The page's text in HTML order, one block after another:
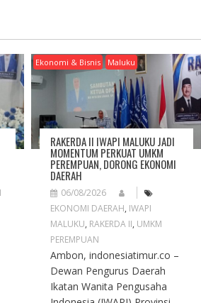
Ekonomi & Bisnis Maluku
RAKERDA II IWAPI MALUKU JADI
MOMENTUM PERKUAT UMKM
PEREMPUAN, DORONG EKONOMI
DAERAH
06/08/2026
EKONOMI DAERAH, IWAPI
MALUKU, RAKERDA II, UMKM
PEREMPUAN
Ambon, indonesiatimur.co –
Dewan Pengurus Daerah
Ikatan Wanita Pengusaha